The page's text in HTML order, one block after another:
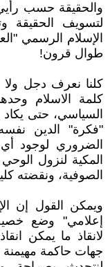
والحقيقة حسب
لتسويف الحقيقة
الإسلام الرسمي
طوال قرون!
كلنا نعرف دجل ولا
كلمة الاسلام
السياسي، حتى
"فكرة" الدين
الضروري لوجود
المكية لنزول
الصوفية، ونقضته
ويمكن القول إن
إعلامي" وضع
لانقاذ ما يمكن
جهات حاكمة